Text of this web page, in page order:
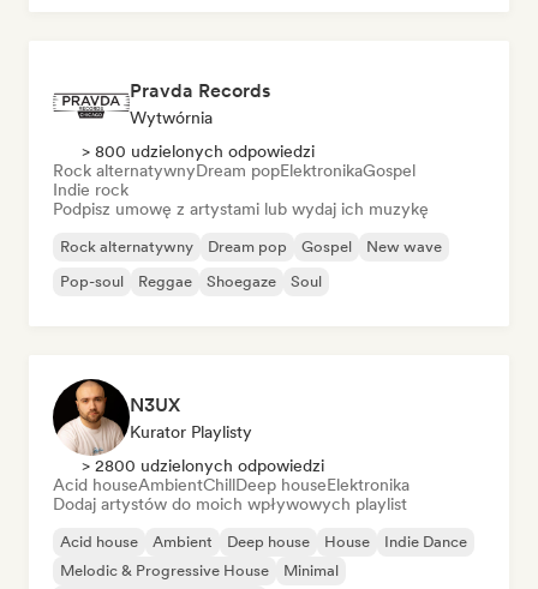
Pravda Records
Wytwórnia
> 800 udzielonych odpowiedzi
Rock alternatywnyDream popElektronikaGospel
Indie rock
Podpisz umowę z artystami lub wydaj ich muzykę
Rock alternatywny Dream pop Gospel
New wave
Pop-soul
Reggae Shoegaze Soul
N3UX
Kurator Playlisty
> 2800 udzielonych odpowiedzi
Acid houseAmbientChillDeep houseElektronika
Dodaj artystów do moich wpływowych playlist
Acid house Ambient Deep house House
Indie Dance
Melodic & Progressive House
Minimal